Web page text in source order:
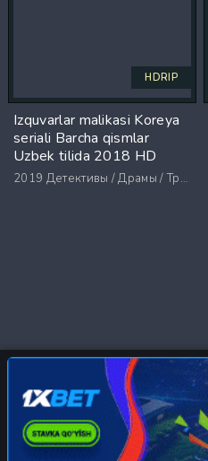
HDRIP
Izquvarlar malikasi Koreya
seriali Barcha qismlar
Uzbek tilida 2018 HD
2019 Детективы / Драмы / Триллеры / Ужасы